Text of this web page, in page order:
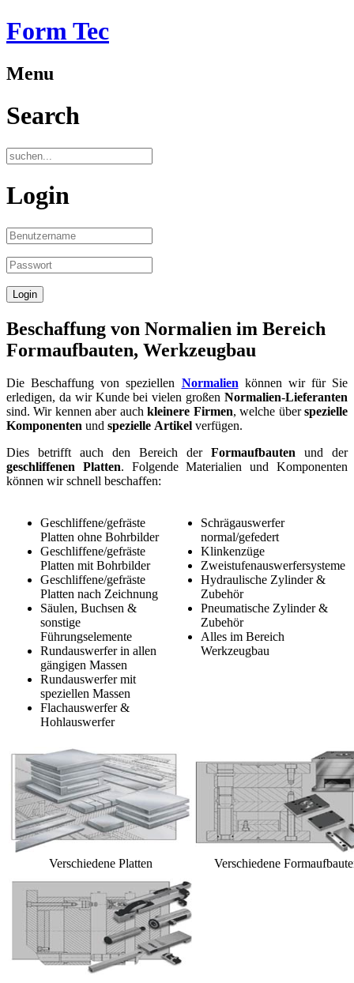
Form Tec
Menu
Search
Login
Beschaffung von Normalien im Bereich
Formaufbauten, Werkzeugbau
Die Beschaffung von speziellen Normalienkönnen wir für Sie
erledigen, da wir Kunde bei vielen großen Normalien-Lieferanten
sind. Wir kennen aber auchkleinere Firmen, welche überspezielle
Komponenten und spezielle Artikel verfügen.
Dies betrifft auch den Bereich der Formaufbauten und der
geschliffenen Platten. Folgende Materialien und Komponenten
können wir schnell beschaffen:
Geschliffene/gefräste
Platten ohne Bohrbilder
Geschliffene/gefräste
Platten mit Bohrbilder
Geschliffene/gefräste
Platten nach Zeichnung
Säulen, Buchsen &
sonstige
Führungselemente
Rundauswerfer in allen
gängigen Massen
Rundauswerfer mit
speziellen Massen
Flachauswerfer &
Hohlauswerfer
Schrägauswerfer
normal/gefedert
Klinkenzüge
Zweistufenauswerfersysteme
Hydraulische Zylinder &
Zubehör
Pneumatische Zylinder &
Zubehör
Alles im Bereich
Werkzeugbau
Verschiedene Platten Verschiedene